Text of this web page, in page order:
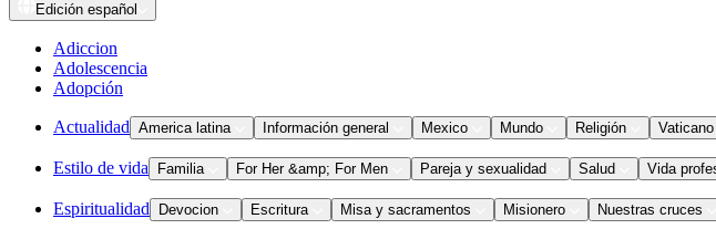
Edición español
Adiccion
Adolescencia
Adopción
Actualidad America latina Información general Mexico Mundo Religión Vaticano
Estilo de vida Familia For Her &amp; For Men Pareja y sexualidad Salud Vida
Espiritualidad Devocion Escritura Misa y sacramentos Misionero Nuestras cruces